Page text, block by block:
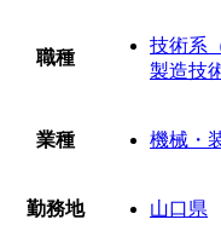
職種
技術系
製造技
業種 機械・
勤務地 山口県